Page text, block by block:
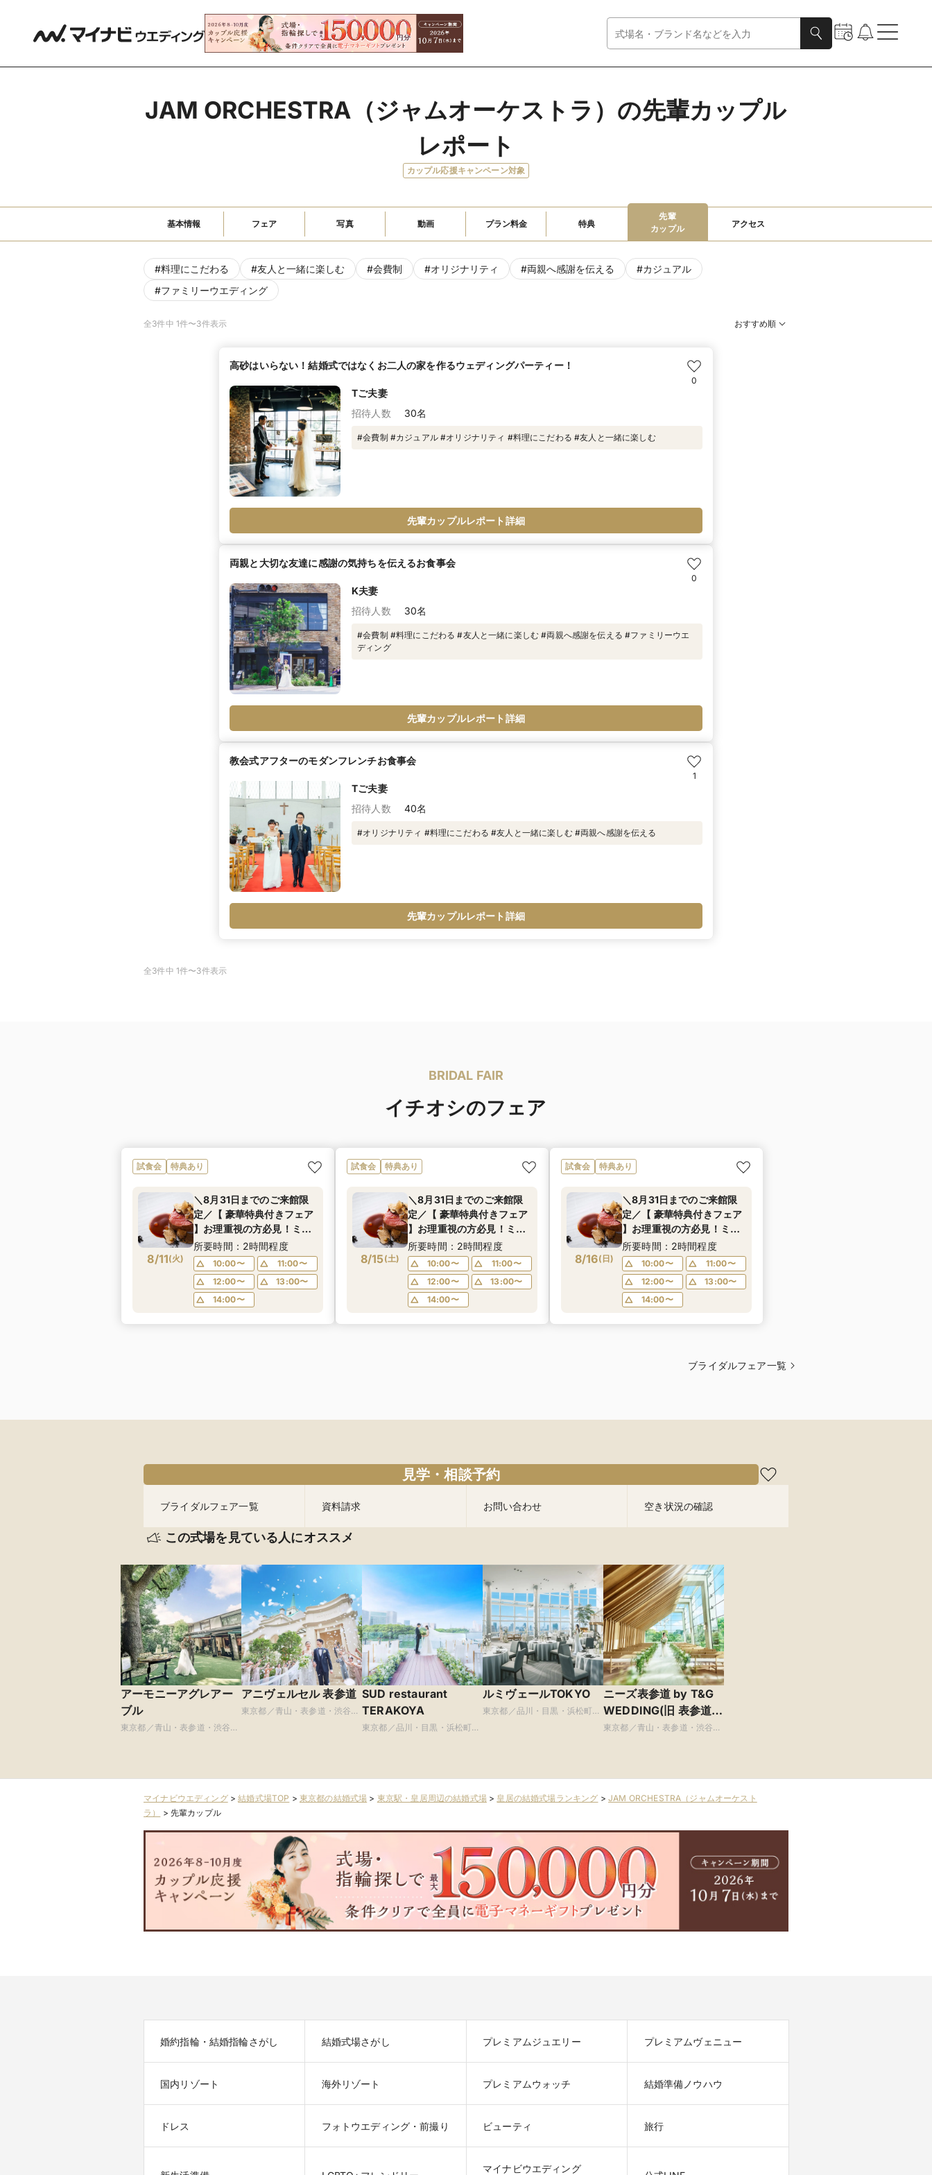
JAM ORCHESTRA（ジャムオーケストラ）の先輩カップル
レポート
カップル応援キャンペーン対象
基本情報 フェア 写真 動画 プラン料金 特典
先輩
カップル
アクセス
#料理にこだわる #友人と一緒に楽しむ #会費制 #オリジナリティ #両親へ感謝を伝える #カジュアル
#ファミリーウエディング
全3件中 1件〜3件表示 おすすめ順
高砂はいらない！結婚式ではなくお二人の家を作るウェディングパーティー！
0
Tご夫妻
招待人数
30名
#会費制 #カジュアル #オリジナリティ #料理にこだわる #友人と一緒に楽しむ
先輩カップルレポート詳細
両親と大切な友達に感謝の気持ちを伝えるお食事会
0
K夫妻
招待人数
30名
#会費制 #料理にこだわる #友人と一緒に楽しむ #両親へ感謝を伝える #ファミリーウエ
ディング
先輩カップルレポート詳細
教会式アフターのモダンフレンチお食事会
1
Tご夫妻
招待人数
40名
#オリジナリティ #料理にこだわる #友人と一緒に楽しむ #両親へ感謝を伝える
先輩カップルレポート詳細
全3件中 1件〜3件表示
BRIDAL FAIR
イチオシのフェア
試食会 特典あり
8/11(火)
＼8月31日までのご来館限
定／【 豪華特典付きフェア
】お理重視の方必見！ミ
シュラン一つ星出身シェフ
が作る＼仔牛フィレ肉のフ
レンチ無料試食／ 不安解消
* お2人安心相談会も◎
所要時間：2時間程度
10:00〜
11:00〜
12:00〜
13:00〜
14:00〜
試食会 特典あり
8/15(土)
＼8月31日までのご来館限
定／【 豪華特典付きフェア
】お理重視の方必見！ミ
シュラン一つ星出身シェフ
が作る＼仔牛フィレ肉のフ
レンチ無料試食／ 不安解消
* お2人安心相談会も◎
所要時間：2時間程度
10:00〜
11:00〜
12:00〜
13:00〜
14:00〜
試食会 特典あり
8/16( 日)
＼8月31日までのご来館限
定／【 豪華特典付きフェア
】お理重視の方必見！ミ
シュラン一つ星出身シェフ
が作る＼仔牛フィレ肉のフ
レンチ無料試食／ 不安解消
* お2人安心相談会も◎
所要時間：2時間程度
10:00〜
11:00〜
12:00〜
13:00〜
14:00〜
ブライダルフェア一覧
見学・相談予約
ブライダルフェア一覧 資料請求 お問い合わせ 空き状況の確認
この式場を見ている人にオススメ
アーモニーアグレアー
ブル
東京都／青山・表参道・渋谷・
アニヴェルセル 表参道
東京都／青山・表参道・渋谷・
SUD restaurant
TERAKOYA
東京都／品川・目黒・浜松町・
ルミヴェールTOKYO
東京都／品川・目黒・浜松町・
ニーズ表参道 by T&G
WEDDING(旧 表参道
TERRACE)
東京都／青山・表参道・渋谷・
マイナビウエディング>結婚式場TOP > 東京都の結婚式場 > 東京駅・皇居周辺の結婚式場> 皇居の結婚式場ランキング >JAM ORCHESTRA（ジャムオーケスト
ラ）
> 先輩カップル
婚約指輪・結婚指輪さがし 結婚式場さがし プレミアムジュエリー プレミアムヴェニュー
国内リゾート 海外リゾート プレミアムウォッチ 結婚準備ノウハウ
ドレス フォトウエディング・前撮り ビューティ 旅行
マイナビウエディング